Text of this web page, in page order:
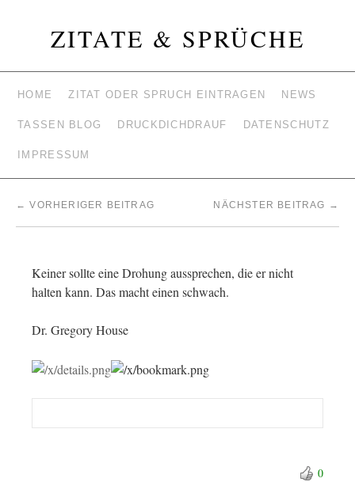
ZITATE & SPRÜCHE
HOME ZITAT ODER SPRUCH EINTRAGEN NEWS
TASSEN BLOG DRUCKDICHDRAUF DATENSCHUTZ
IMPRESSUM
← VORHERIGER BEITRAG NÄCHSTER BEITRAG →
Keiner sollte eine Drohung aussprechen, die er nicht
halten kann. Das macht einen schwach.
Dr. Gregory House
0